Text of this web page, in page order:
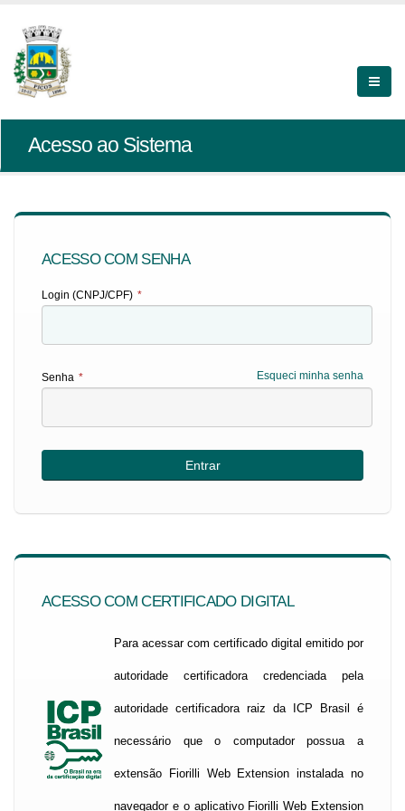
Acesso ao Sistema
ACESSO COM SENHA
Login (CNPJ/CPF) *
Esqueci minha senha
Senha *
ACESSO COM CERTIFICADO DIGITAL
Para acessar com certificado digital emitido por
autoridade certificadora credenciada pela
autoridade certificadora raiz da ICP Brasil é
necessário que o computador possua a
extensão Fiorilli Web Extension instalada no
navegador e o aplicativo Fiorilli Web Extension